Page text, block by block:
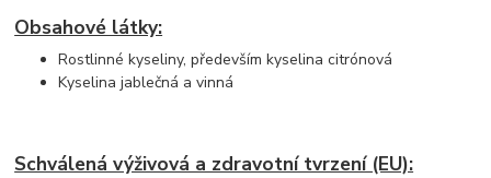
Obsahové látky:
Rostlinné kyseliny, především kyselina citrónová
Kyselina jablečná a vinná
Schválená výživová a zdravotní tvrzení (EU):